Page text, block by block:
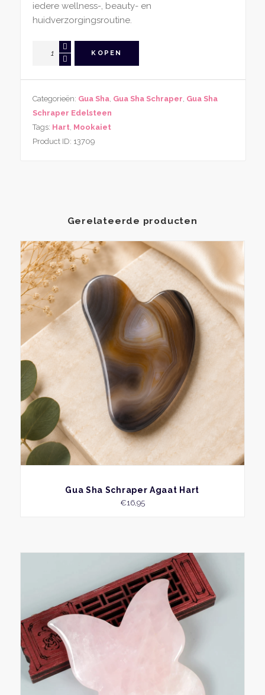
iedere wellness-, beauty- en
huidverzorgingsroutine.
van
Mookaiet
aantal
KOPEN
Categorieën: Gua Sha, Gua Sha Schraper Gua Sha
Schraper Edelsteen
Tags: Hart, Mookaiet
Product ID: 13709
Gerelateerde producten
BEKIJK
Gua Sha Schraper Agaat Hart
€16,95